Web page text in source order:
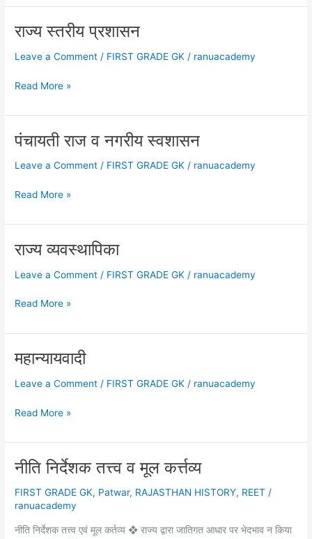
(हिंदी
राज्य स्तरीय प्रशासन
Leave a Comment / FIRST GRADE GK / ranuacademy
राज्य
प्रशासन
Read More »
पंचायती राज व नगरीय स्वशासन
Leave a Comment / FIRST GRADE GK / ranuacademy
पंचायती
व
स्वशासन
Read More »
राज्य व्यवस्थापिका
Leave a Comment / FIRST GRADE GK / ranuacademy
राज्य
Read More »
महान्यायवादी
Leave a Comment / FIRST GRADE GK / ranuacademy
महान्यायवादी
Read More »
नीति निर्देशक तत्त्व व मूल कर्त्तव्य
FIRST GRADE GK, Patwar, RAJASTHAN HISTORY, REET /
ranuacademy
नीति निर्देशक तत्त्व एवं मूल कर्तव्य ❖ राज्य द्वारा जातिगत आधार पर भेदभाव न किया